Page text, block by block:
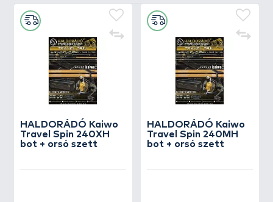
HALDORÁDÓ Kaiwo
Travel Spin 240XH
bot + orsó szett
HALDORÁDÓ Kaiwo
Travel Spin 240MH
bot + orsó szett